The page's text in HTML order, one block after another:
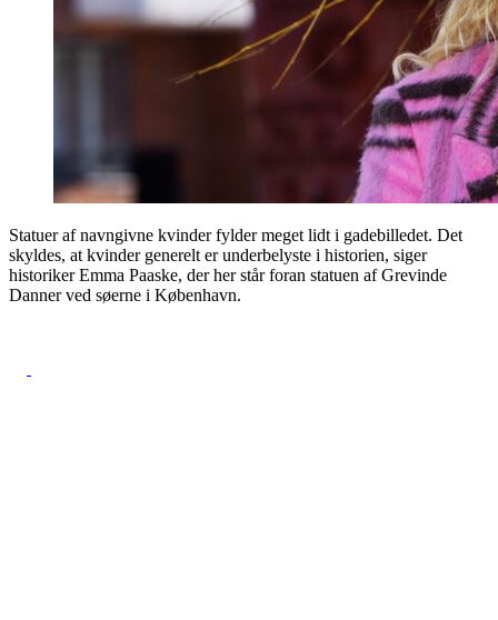
Statuer af navngivne kvinder fylder meget lidt i gadebilledet. Det
skyldes, at kvinder generelt er underbelyste i historien, siger
historiker Emma Paaske, der her står foran statuen af Grevinde
Danner ved søerne i København.